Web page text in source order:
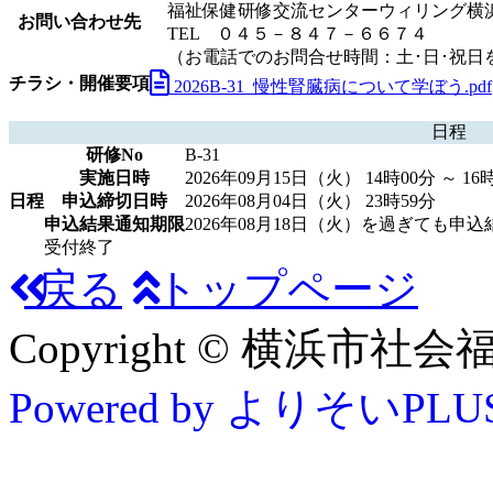
お問い合わせ先
福祉保健研修交流センターウィリング
TEL ０４５－８４７－６６７４
（お電話でのお問合せ時間：土･日･祝日
チラシ・開催要項
2026B-31_慢性腎臓病について学ぼう.pdf
日程
日程
研修No
B-31
実施日時
2026年09月15日（火） 14時00分 ～ 16
申込締切日時
2026年08月04日（火） 23時59分
申込結果通知期限2026年08月18日（火）を過ぎても申
受付終了
戻る
トップページ
Copyright © 横浜市社会
Powered by よりそい